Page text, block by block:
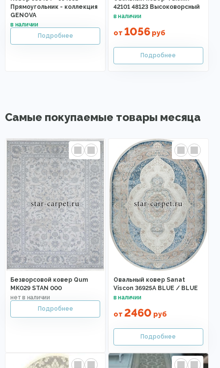
Прямоугольник - коллекция
GENOVA
42101 48123 Высоковорсный
от 1056руб
Самые покупаемые товары месяца
Безворсовой ковер Qum
MK029 STAN 000
Овальный ковер Sanat
Viscon 36925A BLUE / BLUE
от 2460 руб